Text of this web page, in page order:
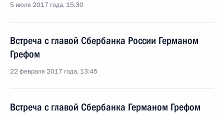
5 июля 2017 года, 15:30
Встреча с главой Сбербанка России Германом
Грефом
22 февраля 2017 года, 13:45
Встреча с главой Сбербанка Германом Грефом